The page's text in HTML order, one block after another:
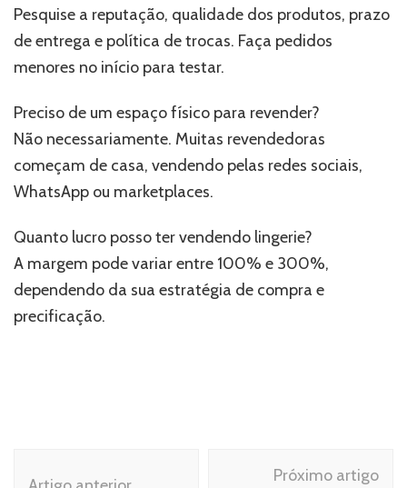
Pesquise a reputação, qualidade dos produtos, prazo
de entrega e política de trocas. Faça pedidos
menores no início para testar.
Preciso de um espaço físico para revender?
Não necessariamente. Muitas revendedoras
começam de casa, vendendo pelas redes sociais,
WhatsApp ou marketplaces.
Quanto lucro posso ter vendendo lingerie?
A margem pode variar entre 100% e 300%,
dependendo da sua estratégia de compra e
precificação.
Próximo artigo